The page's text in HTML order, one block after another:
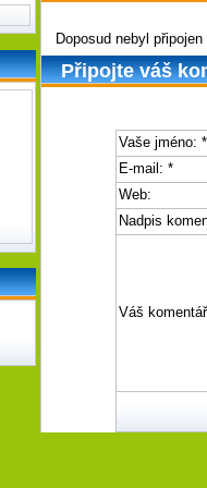
Doposud nebyl
Připojte váš
Vaše jméno: *
E-mail: *
Web:
Nadpis
Váš